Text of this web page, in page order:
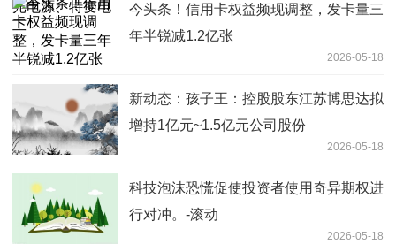
今头条！信用卡权益频现调整，发卡量三
年半锐减1.2亿张
2026-05-18
新动态：孩子王：控股股东江苏博思达拟
增持1亿元~1.5亿元公司股份
2026-05-18
科技泡沫恐慌促使投资者使用奇异期权进
行对冲。-滚动
2026-05-18